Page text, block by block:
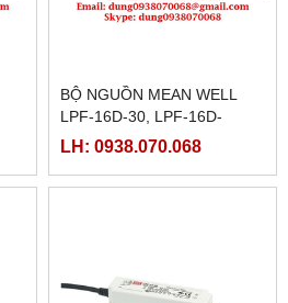
BỘ NGUỒN MEAN WELL
LPF-16D-30, LPF-16D-
30P,LPF-16D-36,LPF-16D-
42P
LH: 0938.070.068